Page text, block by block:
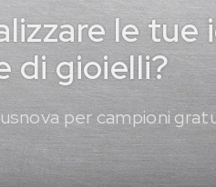
le tue
di gioielli?
per campioni